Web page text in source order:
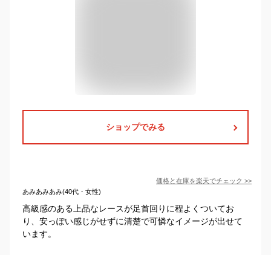
ショップでみる
価格と在庫を楽天でチェック >>
あみあみあみ(40代・女性)
高級感のある上品なレースが足首回りに程よくついてお
り、安っぽい感じがせずに清楚で可憐なイメージが出せて
います。